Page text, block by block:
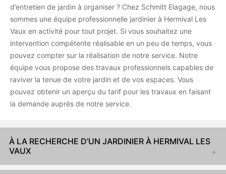
d’entretien de jardin à organiser ? Chez Schmitt Elagage, nous
sommes une équipe professionnelle jardinier à Hermival Les
Vaux en activité pour tout projet. Si vous souhaitez une
intervention compétente réalisable en un peu de temps, vous
pouvez compter sur la réalisation de notre service. Notre
équipe vous propose des travaux professionnels capables de
raviver la tenue de votre jardin et de vos espaces. Vous
pouvez obtenir un aperçu du tarif pour les travaux en faisant
la demande auprès de notre service.
À LA RECHERCHE D’UN JARDINIER À HERMIVAL LES
VAUX